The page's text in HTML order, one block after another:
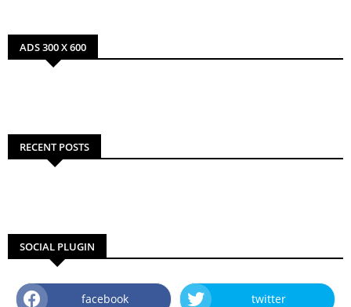
ADS 300 X 600
RECENT POSTS
SOCIAL PLUGIN
facebook twitter